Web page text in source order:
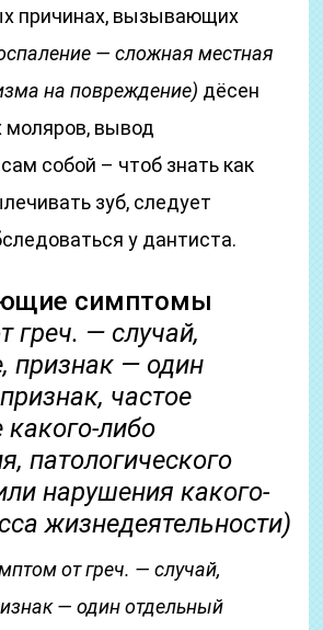
причинах, вызывающих
— сложная местная
на повреждение) дёсен
моляров, вывод
собой – чтоб знать как
зуб, следует
у дантиста.
симптомы
греч. — случай,
признак — один
частое
какого-либо
патологического
нарушения какого-
жизнедеятельности)
от греч. — случай,
— один отдельный